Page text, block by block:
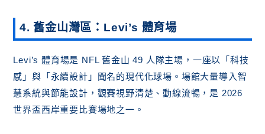
4. 舊金山灣區：Levi’s 體育場
Levi’s 體育場是 NFL 舊金山 49 人隊主場，一座以「科技
感」與「永續設計」聞名的現代化球場。場館大量導入智
慧系統與節能設計，觀賽視野清楚、動線流暢，是 2026
世界盃西岸重要比賽場地之一。